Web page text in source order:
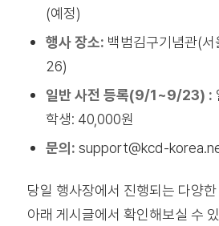
(예정)
행사 장소: 백범김구기념관(
26)
일반 사전 등록(9/1~9/23) :
학생: 40,000원
문의: support@kcd-
당일 행사장에서 진행되는 다양
아래 게시글에서 확인해보실 수